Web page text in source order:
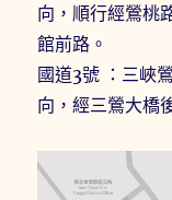
向，順行經鶯桃
館前路。
國道3號 ：三峽
向，經三鶯大橋